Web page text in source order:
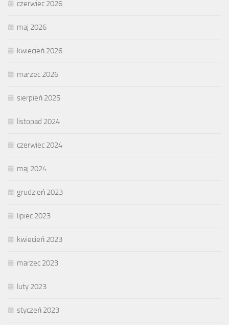
czerwiec 2026
maj 2026
kwiecień 2026
marzec 2026
sierpień 2025
listopad 2024
czerwiec 2024
maj 2024
grudzień 2023
lipiec 2023
kwiecień 2023
marzec 2023
luty 2023
styczeń 2023